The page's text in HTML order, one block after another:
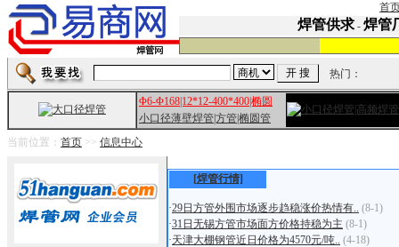
首
焊管供求- 焊管
热门：
Φ6-Φ168|12*12-400*400|椭圆
小口径薄壁焊管|方管|椭圆管
当前位置： 首页 >> 信息中心
[焊管行情]
·29日方管外围市场逐步趋稳涨价热情有.. (8-1)
·31日无锡方管市场面方价格持稳为主 (8-1)
·天津大棚钢管近日价格为4570元/吨.. (4-18)